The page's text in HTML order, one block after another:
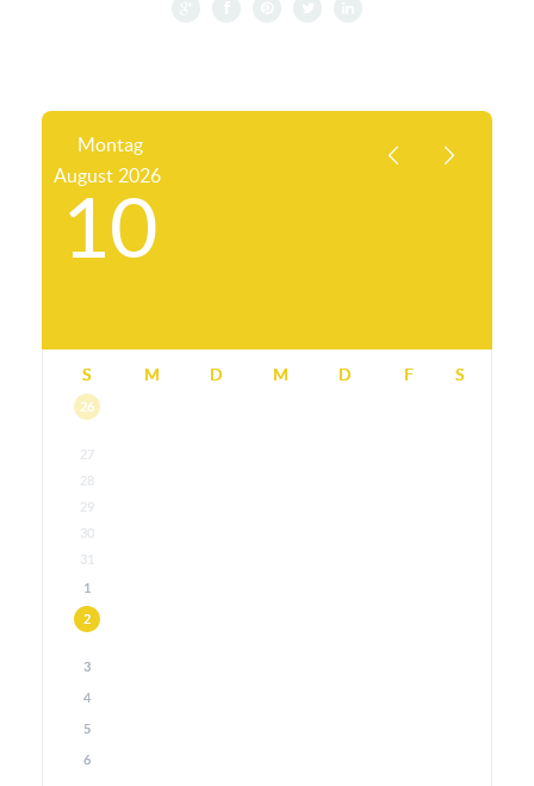
Montag
August 2026
10
S M D M D F S
26
27
28
29
30
31
1
2
3
4
5
6